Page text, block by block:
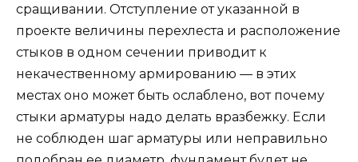
сращивании. Отступление от указанной в
проекте величины перехлеста и расположение
стыков в одном сечении приводит к
некачественному армированию — в этих
местах оно может быть ослаблено, вот почему
стыки арматуры надо делать вразбежку. Если
не соблюден шаг арматуры или неправильно